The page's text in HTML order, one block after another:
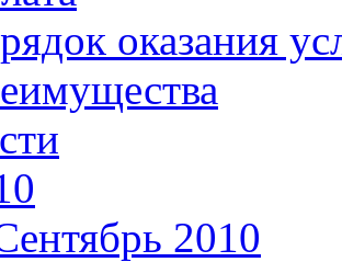
оказания
2010